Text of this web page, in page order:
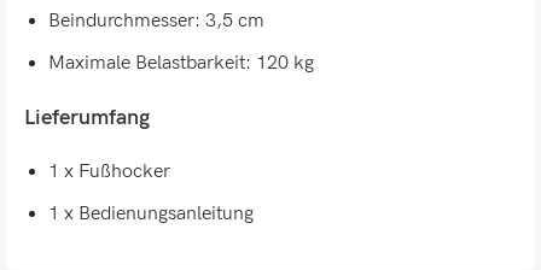
Beindurchmesser: 3,5 cm
Maximale Belastbarkeit: 120 kg
Lieferumfang
1 x Fußhocker
1 x Bedienungsanleitung